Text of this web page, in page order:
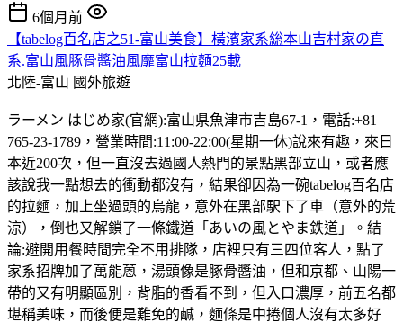
6個月前
【tabelog百名店之51-富山美食】橫濱家系総本山吉村家の直
系.富山風豚骨醬油風靡富山拉麵25載
北陸-富山 國外旅遊
ラーメン はじめ家(官網):富山県魚津市吉島67-1，電話:+81
765-23-1789，營業時間:11:00-22:00(星期一休)說來有趣，來日
本近200次，但一直沒去過國人熱門的景點黑部立山，或者應
該說我一點想去的衝動都沒有，結果卻因為一碗tabelog百名店
的拉麵，加上坐過頭的烏龍，意外在黑部駅下了車（意外的荒
涼），倒也又解鎖了一條鐵道「あいの風とやま鉄道」。結
論:避開用餐時間完全不用排隊，店裡只有三四位客人，點了
家系招牌加了萬能蒽，湯頭像是䐁骨醬油，但和京都、山陽一
帶的又有明顯區別，背脂的香看不到，但入口濃厚，前五名都
堪稱美味，而後便是難免的鹹，麵條是中捲個人沒有太多好